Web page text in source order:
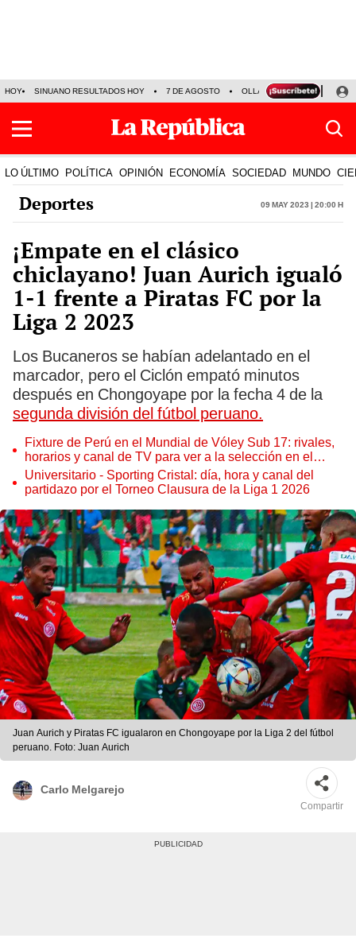
HOY SINUANO RESULTADOS HOY 7 DE AGOSTO OLLANTA HUMALA
LO ÚLTIMO POLÍTICA OPINIÓN ECONOMÍA SOCIEDAD MUNDO
Deportes 09 May 2023 | 20:00 h
¡Empate en el clásico
chiclayano! Juan Aurich igualó
1-1 frente a Piratas FC por la
Liga 2 2023
Los Bucaneros se habían adelantado en el
marcador, pero el Ciclón empató minutos
después en Chongoyape por la fecha 4 de la
segunda división del fútbol peruano.
Fixture de Perú en el Mundial de Vóley Sub 17: rivales,
horarios y canal de TV para ver a la selección en el
torneo
Universitario - Sporting Cristal: día, hora y canal del
partidazo por el Torneo Clausura de la Liga 1 2026
Juan Aurich y Piratas FC igualaron en Chongoyape por la Liga 2 del fútbol
peruano. Foto: Juan Aurich
Carlo Melgarejo
Compartir